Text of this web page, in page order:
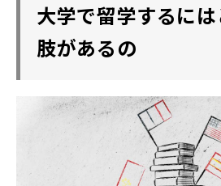
大学で留学するに
肢があるの